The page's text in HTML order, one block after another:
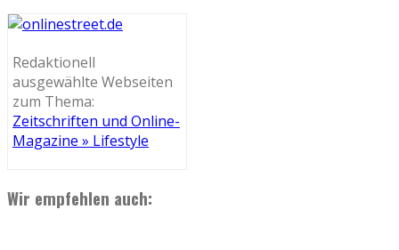
Redaktionell
ausgewählte Webseiten
zum Thema:
Zeitschriften und Online-
Magazine » Lifestyle
Wir empfehlen auch: